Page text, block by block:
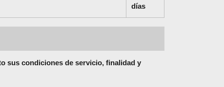
días
sus condiciones de servicio, finalidad y